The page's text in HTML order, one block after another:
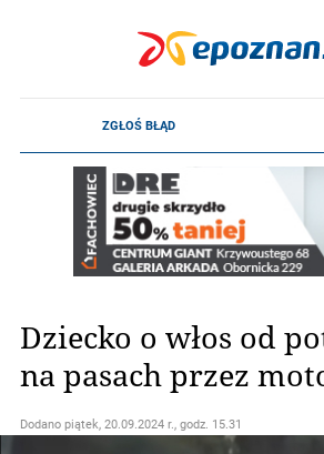
Dziecko o włos od
na pasach przez
Dodano piątek, 20.09.2024 r., godz. 15.31